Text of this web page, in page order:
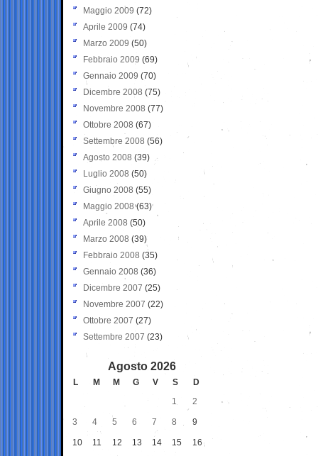
Maggio 2009 (72)
Aprile 2009 (74)
Marzo 2009 (50)
Febbraio 2009 (69)
Gennaio 2009 (70)
Dicembre 2008 (75)
Novembre 2008 (77)
Ottobre 2008 (67)
Settembre 2008 (56)
Agosto 2008 (39)
Luglio 2008 (50)
Giugno 2008 (55)
Maggio 2008(63)
Aprile 2008 (50)
Marzo 2008 (39)
Febbraio 2008 (35)
Gennaio 2008 (36)
Dicembre 2007 (25)
Novembre 2007 (22)
Ottobre 2007 (27)
Settembre 2007 (23)
Agosto 2026
L M M G V S
D
1
2
3 4 5 6 7 8 9
10 11 12 13 14 15 16